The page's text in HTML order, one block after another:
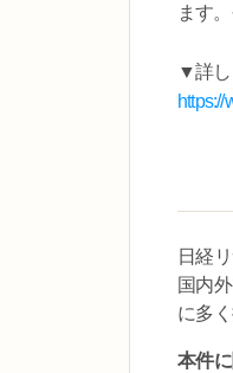
ます
▼詳し
日経
国内
に多
本件